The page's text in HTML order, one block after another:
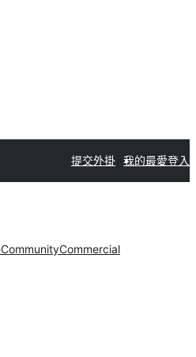
提交外掛 我的最愛登入
CommunityCommercial